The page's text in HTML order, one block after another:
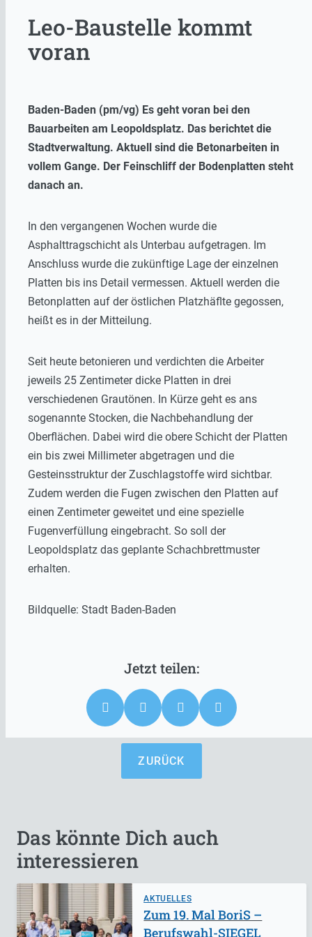
Leo-Baustelle kommt
voran
Baden-Baden (pm/vg) Es geht voran bei den
Bauarbeiten am Leopoldsplatz. Das berichtet die
Stadtverwaltung. Aktuell sind die Betonarbeiten in
vollem Gange. Der Feinschliff der Bodenplatten steht
danach an.
In den vergangenen Wochen wurde die
Asphalttragschicht als Unterbau aufgetragen. Im
Anschluss wurde die zukünftige Lage der einzelnen
Platten bis ins Detail vermessen. Aktuell werden die
Betonplatten auf der östlichen Platzhäflte gegossen,
heißt es in der Mitteilung.
Seit heute betonieren und verdichten die Arbeiter
jeweils 25 Zentimeter dicke Platten in drei
verschiedenen Grautönen. In Kürze geht es ans
sogenannte Stocken, die Nachbehandlung der
Oberflächen. Dabei wird die obere Schicht der Platten
ein bis zwei Millimeter abgetragen und die
Gesteinsstruktur der Zuschlagstoffe wird sichtbar.
Zudem werden die Fugen zwischen den Platten auf
einen Zentimeter geweitet und eine spezielle
Fugenverfüllung eingebracht. So soll der
Leopoldsplatz das geplante Schachbrettmuster
erhalten.
Bildquelle: Stadt Baden-Baden
ZURÜCK
Das könnte Dich auch
interessieren
AKTUELLES
Zum 19. Mal BoriS –
Berufswahl-SIEGEL